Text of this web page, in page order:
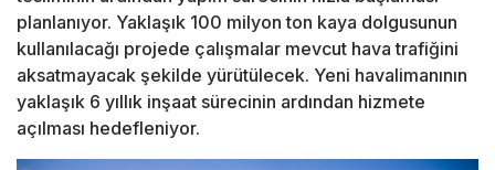
planlanıyor. Yaklaşık 100 milyon ton kaya dolgusunun
kullanılacağı projede çalışmalar mevcut hava trafiğini
aksatmayacak şekilde yürütülecek. Yeni havalimanının
yaklaşık 6 yıllık inşaat sürecinin ardından hizmete
açılması hedefleniyor.